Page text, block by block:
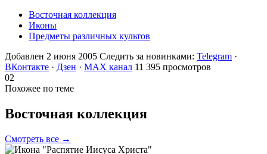
Восточная коллекция
Иконы
Предметы различных культов
Добавлен 2 июня 2005 Следить за новинками: Telegram ·
ВКонтакте · Дзен · MAX канал 11 395 просмотров
02
Похожее по теме
Восточная коллекция
Смотреть все →